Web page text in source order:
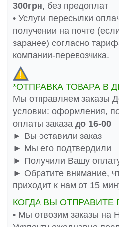
300грн, без предоплат
• Услуги пересылки
получении на почте
заранее) согласно
компании-перевозчика.
*ОТПРАВКА ТОВАРА В
Мы отправляем заказы
условии: оформления,
оплаты заказа до 16-00
► Вы оставили заказ
► Мы его подтвердили
► Получили Вашу
► Обратите внимание,
приходит к нам от 15
КОГДА ВЫ ОТПРАВИТЕ
• Мы отвозим заказы на